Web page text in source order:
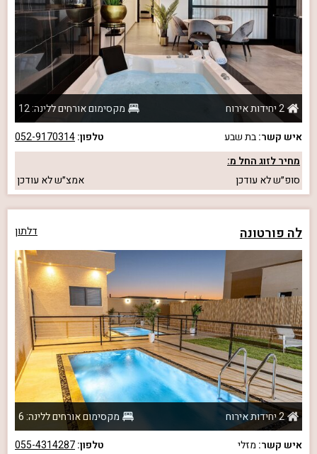
2 יחידות אירוח
מקסימום אורחים ללינה: 12
איש קשר:בת שבע טלפון:052-9170314
מחיר לזוג החל מ:
סופ״שלא עודכן אמצ״שלא עודכן
לה פורטונה דלתון
2 יחידות אירוח
מקסימום אורחים ללינה: 6
איש קשר: מזלי טלפון:055-4314287